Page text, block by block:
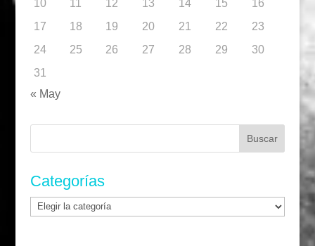
10
11 12 13 14 15
16
17
18 19 20 21 22
23
24
25 26 27 28 29
30
31
« May
Categorías
Categorías